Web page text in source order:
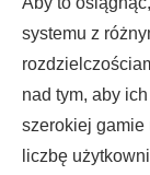
systemu z
nad tym, aby ich
szerokiej gamie
liczbę